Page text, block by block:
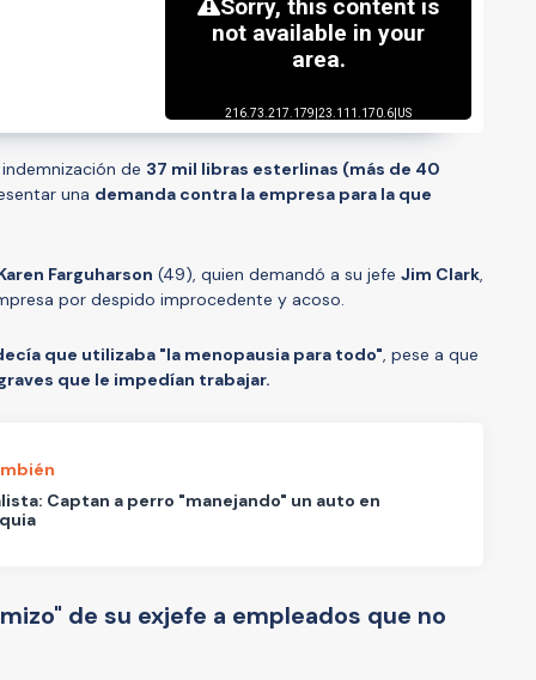
de 37 mil libras esterlinas (más de 40
una demanda contra la empresa para la que
Farguharson (49), quien demandó a su jefe Jim Clark,
por despido improcedente y acoso.
que utilizaba "la menopausia para todo", pese a que
que le impedían trabajar.
Captan a perro "manejando" un auto en
de su exjefe a empleados que no